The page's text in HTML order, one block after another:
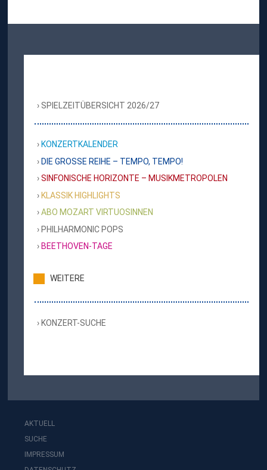
SPIELZEITÜBERSICHT 2026/27
KONZERTKALENDER
DIE GROSSE REIHE – TEMPO, TEMPO!
SINFONISCHE HORIZONTE – MUSIKMETROPOLEN
KLASSIK HIGHLIGHTS
ABO MOZART VIRTUOSINNEN
PHILHARMONIC POPS
BEETHOVEN-TAGE
WEITERE
KONZERT-SUCHE
AKTUELL
SUCHE
IMPRESSUM